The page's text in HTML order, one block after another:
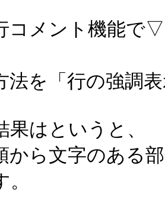
コメント機能で
法を「行の強調
果はというと、
から文字のある